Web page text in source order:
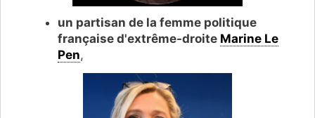
un partisan de la femme politique
française d'extrême-droite Marine Le
Pen,